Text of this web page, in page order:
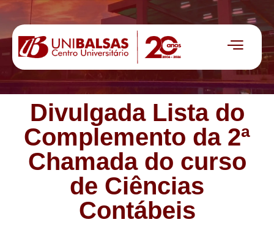
Divulgada Lista do
Complemento da 2ª
Chamada do curso
de Ciências
Contábeis